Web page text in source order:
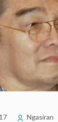
Ngasiran